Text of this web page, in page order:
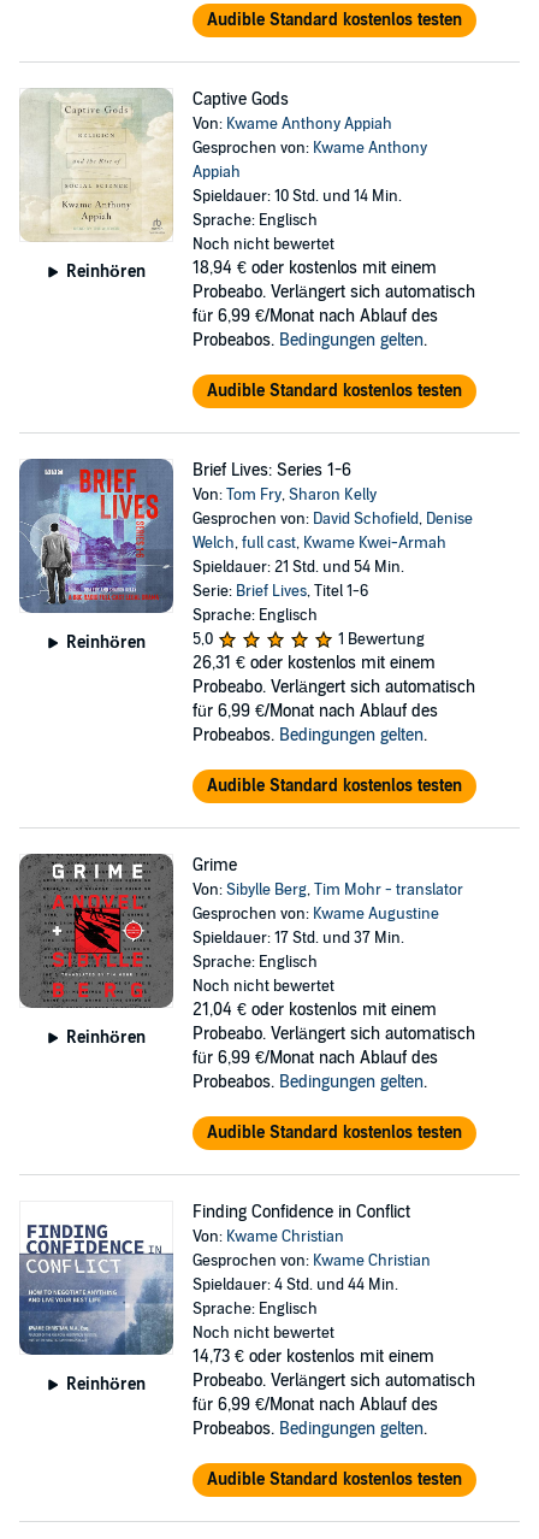
Audible Standard kostenlos testen
Reinhören
Captive Gods
Von: Kwame Anthony Appiah
Gesprochen von: Kwame Anthony
Appiah
Spieldauer: 10 Std. und 14 Min.
Sprache: Englisch
Noch nicht bewertet
18,94 € oder kostenlos mit einem
Probeabo. Verlängert sich automatisch
für 6,99 €/Monat nach Ablauf des
Probeabos. Bedingungen gelten.
Audible Standard kostenlos testen
Reinhören
Brief Lives: Series 1-6
Von:Tom Fry,Sharon Kelly
Gesprochen von: David Schofield, Denise
Welch,full cast, Kwame Kwei-Armah
Spieldauer: 21 Std. und 54 Min.
Serie: Brief Lives, Titel 1-6
Sprache: Englisch
5,0
1 Bewertung
26,31 € oder kostenlos mit einem
Probeabo. Verlängert sich automatisch
für 6,99 €/Monat nach Ablauf des
Probeabos. Bedingungen gelten.
Audible Standard kostenlos testen
Reinhören
Grime
Von:Sibylle Berg,Tim Mohr - translator
Gesprochen von: Kwame Augustine
Spieldauer: 17 Std. und 37 Min.
Sprache: Englisch
Noch nicht bewertet
21,04 € oder kostenlos mit einem
Probeabo. Verlängert sich automatisch
für 6,99 €/Monat nach Ablauf des
Probeabos. Bedingungen gelten.
Audible Standard kostenlos testen
Reinhören
Finding Confidence in Conflict
Von: Kwame Christian
Gesprochen von: Kwame Christian
Spieldauer: 4 Std. und 44 Min.
Sprache: Englisch
Noch nicht bewertet
14,73 € oder kostenlos mit einem
Probeabo. Verlängert sich automatisch
für 6,99 €/Monat nach Ablauf des
Probeabos. Bedingungen gelten.
Audible Standard kostenlos testen